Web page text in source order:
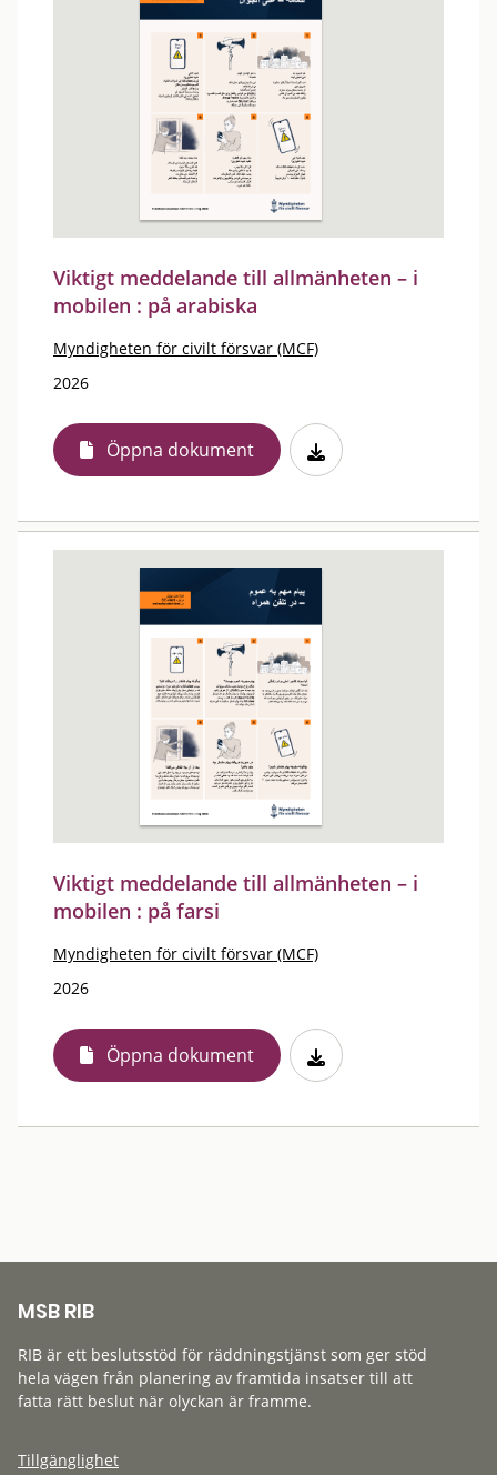
Viktigt meddelande till allmänheten – i
mobilen : på arabiska
Myndigheten för civilt försvar (MCF)
2026
Öppna dokument
Viktigt meddelande till allmänheten – i
mobilen : på farsi
Myndigheten för civilt försvar (MCF)
2026
Öppna dokument
MSB RIB
RIB är ett beslutsstöd för räddningstjänst som ger stöd
hela vägen från planering av framtida insatser till att
fatta rätt beslut när olyckan är framme.
Tillgänglighet